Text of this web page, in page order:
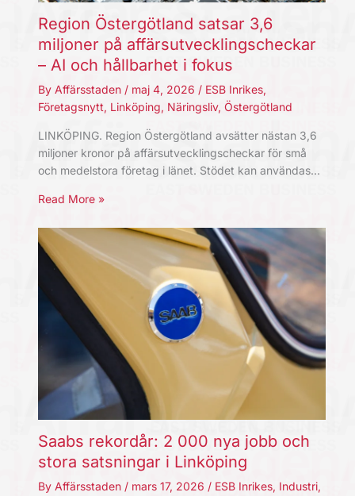
Region Östergötland satsar 3,6
miljoner på affärsutvecklingscheckar
– AI och hållbarhet i fokus
By Affärsstaden / maj 4, 2026 / ESB Inrikes,
Företagsnytt, Linköping, Näringsliv, Östergötland
LINKÖPING. Region Östergötland avsätter nästan 3,6
miljoner kronor på affärsutvecklingscheckar för små
och medelstora företag i länet. Stödet kan användas…
Read More »
Saabs rekordår: 2 000 nya jobb och
stora satsningar i Linköping
By Affärsstaden / mars 17, 2026 / ESB Inrikes, Industri,